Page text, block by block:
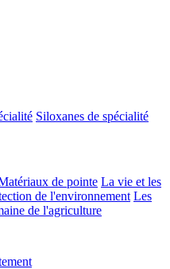
Siloxanes de spécialité
de pointe La vie et les
de l'environnement Les
de l'agriculture